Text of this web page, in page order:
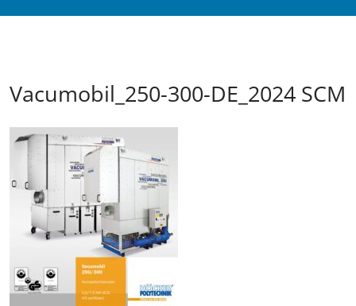
Vacumobil_250-300-DE_2024 SCM